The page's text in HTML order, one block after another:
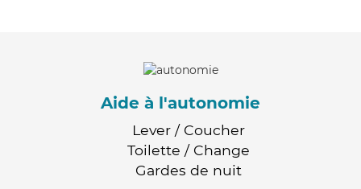
Aide à l'autonomie
Lever / Coucher
Toilette / Change
Gardes de nuit